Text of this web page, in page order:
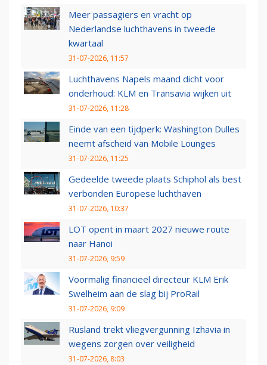
Meer passagiers en vracht op
Nederlandse luchthavens in tweede
kwartaal
31-07-2026, 11:57
Luchthavens Napels maand dicht voor
onderhoud: KLM en Transavia wijken uit
31-07-2026, 11:28
Einde van een tijdperk: Washington Dulles
neemt afscheid van Mobile Lounges
31-07-2026, 11:25
Gedeelde tweede plaats Schiphol als best
verbonden Europese luchthaven
31-07-2026, 10:37
LOT opent in maart 2027 nieuwe route
naar Hanoi
31-07-2026, 9:59
Voormalig financieel directeur KLM Erik
Swelheim aan de slag bij ProRail
31-07-2026, 9:09
Rusland trekt vliegvergunning Izhavia in
wegens zorgen over veiligheid
31-07-2026, 8:03